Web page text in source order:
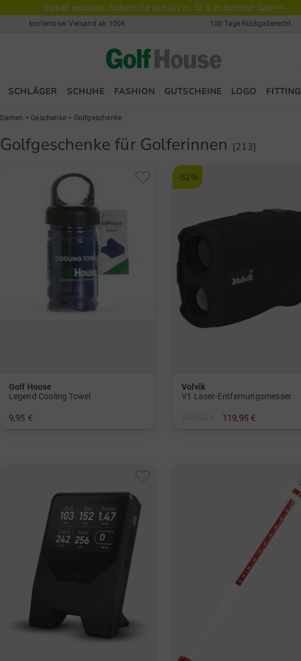
Eiskalt reduziert. Sichern Sie sich bis zu 50 % im Summer Sale >>
kostenloser Versand ab 100€ 100 Tage Rückgaberecht
SCHLÄGER SCHUHE FASHION GUTSCHEINE LOGO FITTING
Damen > Geschenke> Golfgeschenke
Golfgeschenke für Golferinnen [213]
Golf House
Legend Cooling Towel
9,95 €
-52%
Volvik
V1 Laser-Entfernungsmesser
119,95 €